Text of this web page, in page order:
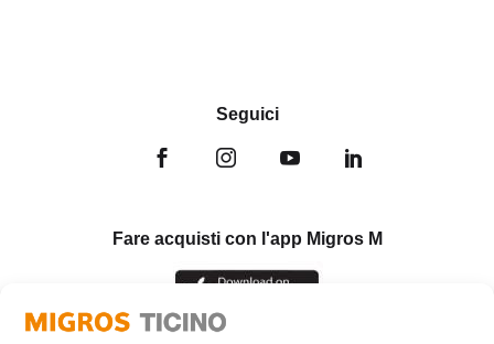
Seguici
Fare acquisti con l'app Migros M